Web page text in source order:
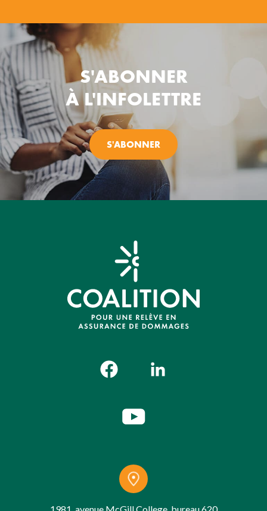
S'ABONNER
À L'INFOLETTRE
S'ABONNER